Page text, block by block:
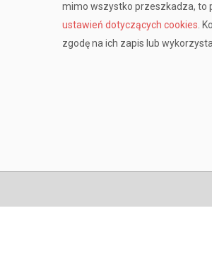
mimo wszystko przeszkadza,
ustawień dotyczących cookies .
zgodę na ich zapis lub